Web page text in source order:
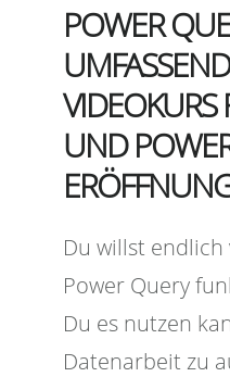
POWER
VIDEOKURS
UND
Du willst endlich
Power Query
Du es nutzen
Datenarbeit zu